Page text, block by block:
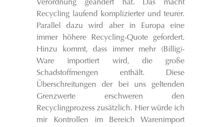
Verordnung geändert hat. Das macht
Recycling laufend komplizierter und teurer.
Parallel dazu wird aber in Europa eine
immer höhere Recycling-Quote gefordert.
Hinzu kommt, dass immer mehr (Billig)-
Ware importiert wird, die große
Schadstoffmengen enthält. Diese
Überschreitungen der bei uns geltenden
Grenzwerte erschweren den
Recyclingprozess zusätzlich. Hier würde ich
mir Kontrollen im Bereich Warenimport